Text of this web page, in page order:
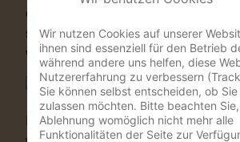
ehemaliger Musicaldarsteller und
so Momente, die Eure Gäste
vergessen werden.
Warum eine Freie Trauung?
Immer mehr Paare wünschen sich
Wir nutzen Cookies auf unserer
ihnen sind essenziell für den Betrieb
während andere uns helfen, diese
Nutzererfahrung zu verbessern
Sie können selbst entscheiden, ob
zulassen möchten. Bitte beachten
Ablehnung womöglich nicht mehr alle
Funktionalitäten der Seite zur